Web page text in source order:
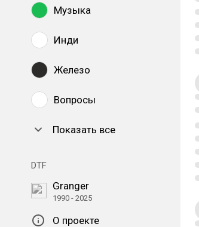
Музыка
Инди
Железо
Вопросы
Показать все
DTF
Granger
1990 - 2025
О проекте